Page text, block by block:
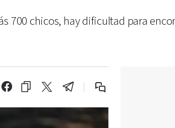
700 chicos, hay dificultad para